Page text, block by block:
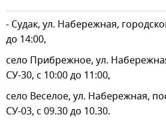
- Судак, ул. Набережная,
до 14:00,
село Прибрежное, ул.
СУ-30, с 10:00 до 11:00,
село Веселое, ул. Набережная,
СУ-03, с 09.30 до 10.30.